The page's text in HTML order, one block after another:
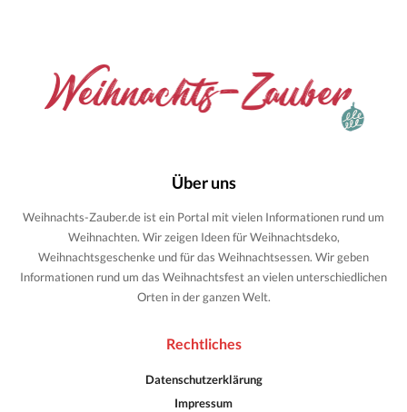
Über uns
Weihnachts-Zauber.de ist ein Portal mit vielen Informationen rund um
Weihnachten. Wir zeigen Ideen für Weihnachtsdeko,
Weihnachtsgeschenke und für das Weihnachtsessen. Wir geben
Informationen rund um das Weihnachtsfest an vielen unterschiedlichen
Orten in der ganzen Welt.
Rechtliches
Datenschutzerklärung
Impressum